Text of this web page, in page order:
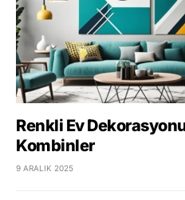
Renkli Ev
Kombinler
9 ARALIK 2025